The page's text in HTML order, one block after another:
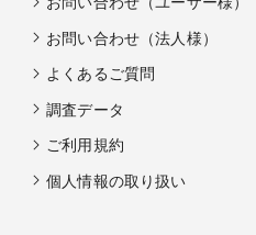
お問い合わせ（法人様）
よくあるご質問
調査データ
ご利用規約
個人情報の取り扱い